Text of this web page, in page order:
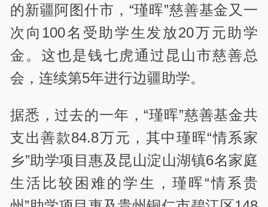
的新疆阿图什市，“瑾晖”慈善基金又一
次向100名受助学生发放20万元助学
金。这也是钱七虎通过昆山市慈善总
会，连续第5年进行边疆助学。
据悉，过去的一年，“瑾晖”慈善基金共
支出善款84.8万元，其中瑾晖“情系家
乡”助学项目惠及昆山淀山湖镇6名家庭
生活比较困难的学生，瑾晖“情系贵